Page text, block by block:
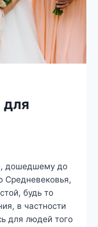
для
дошедшему до
Средневековья,
будь то
в частности
для людей того